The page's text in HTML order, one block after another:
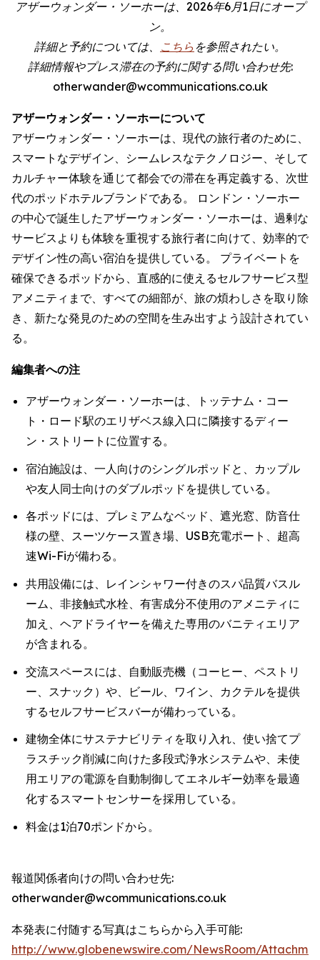
アザーウォンダー・ソーホーは、2026年6月1日にオープ
ン。
詳細と予約については、 こちら を参照されたい。
詳細情報やプレス滞在の予約に関する問い合わせ先:
otherwander@wcommunications.co.uk
アザーウォンダー・ソーホーについて
アザーウォンダー・ソーホーは、現代の旅行者のために、
スマートなデザイン、シームレスなテクノロジー、そして
カルチャー体験を通じて都会での滞在を再定義する、次世
代のポッドホテルブランドである。 ロンドン・ソーホー
の中心で誕生したアザーウォンダー・ソーホーは、過剰な
サービスよりも体験を重視する旅行者に向けて、効率的で
デザイン性の高い宿泊を提供している。 プライベートを
確保できるポッドから、直感的に使えるセルフサービス型
アメニティまで、すべての細部が、旅の煩わしさを取り除
き、新たな発見のための空間を生み出すよう設計されてい
る。
編集者への注
アザーウォンダー・ソーホーは、トッテナム・コー
ト・ロード駅のエリザベス線入口に隣接するディー
ン・ストリートに位置する。
宿泊施設は、一人向けのシングルポッドと、カップル
や友人同士向けのダブルポッドを提供している。
各ポッドには、プレミアムなベッド、遮光窓、防音仕
様の壁、スーツケース置き場、USB充電ポート、超高
速Wi-Fiが備わる。
共用設備には、レインシャワー付きのスパ品質バスル
ーム、非接触式水栓、有害成分不使用のアメニティに
加え、ヘアドライヤーを備えた専用のバニティエリア
が含まれる。
交流スペースには、自動販売機（コーヒー、ペストリ
ー、スナック）や、ビール、ワイン、カクテルを提供
するセルフサービスバーが備わっている。
建物全体にサステナビリティを取り入れ、使い捨てプ
ラスチック削減に向けた多段式浄水システムや、未使
用エリアの電源を自動制御してエネルギー効率を最適
化するスマートセンサーを採用している。
料金は1泊70ポンドから。
報道関係者向けの問い合わせ先:
otherwander@wcommunications.co.uk
本発表に付随する写真はこちらから入手可能:
http://www.globenewswire.com/NewsRoom/